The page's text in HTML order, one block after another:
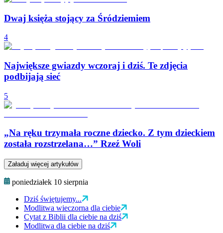
Dwaj księża stojący za Śródziemiem
4
Największe gwiazdy wczoraj i dziś. Te zdjęcia
podbijają sieć
5
„Na ręku trzymała roczne dziecko. Z tym dzieckiem
została rozstrzelana…” Rzeź Woli
Załaduj więcej artykułów
poniedziałek 10 sierpnia
Dziś świętujemy...
Modlitwa wieczorna dla ciebie
Cytat z Biblii dla ciebie na dziś
Modlitwa dla ciebie na dziś